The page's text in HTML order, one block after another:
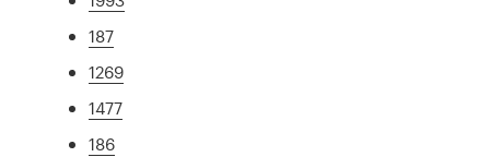
187
1269
1477
186